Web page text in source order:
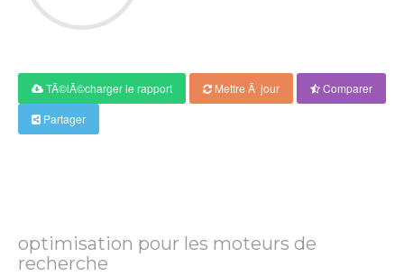
TÃ©lÃ©charger le rapport Mettre Ã jour
Comparer
Partager
optimisation pour les moteurs de
recherche